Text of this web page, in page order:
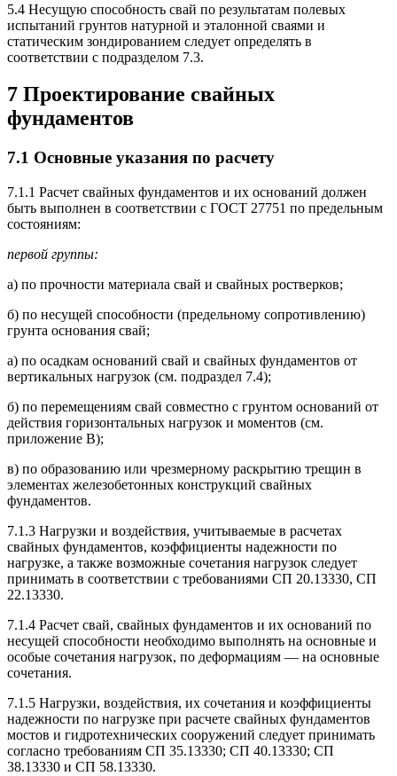
5.4 Несущую способность свай по результатам полевых
испытаний грунтов натурной и эталонной сваями и
статическим зондированием следует определять в
соответствии с подразделом 7.3.
7 Проектирование свайных
фундаментов
7.1 Основные указания по расчету
7.1.1 Расчет свайных фундаментов и их оснований должен
быть выполнен в соответствии с ГОСТ 27751 по предельным
состояниям:
первой группы:
а) по прочности материала свай и свайных ростверков;
б) по несущей способности (предельному сопротивлению)
грунта основания свай;
а) по осадкам оснований свай и свайных фундаментов от
вертикальных нагрузок (см. подраздел 7.4);
б) по перемещениям свай совместно с грунтом оснований от
действия горизонтальных нагрузок и моментов (см.
приложение В);
в) по образованию или чрезмерному раскрытию трещин в
элементах железобетонных конструкций свайных
фундаментов.
7.1.3 Нагрузки и воздействия, учитываемые в расчетах
свайных фундаментов, коэффициенты надежности по
нагрузке, а также возможные сочетания нагрузок следует
принимать в соответствии с требованиями СП 20.13330, СП
22.13330.
7.1.4 Расчет свай, свайных фундаментов и их оснований по
несущей способности необходимо выполнять на основные и
особые сочетания нагрузок, по деформациям — на основные
сочетания.
7.1.5 Нагрузки, воздействия, их сочетания и коэффициенты
надежности по нагрузке при расчете свайных фундаментов
мостов и гидротехнических сооружений следует принимать
согласно требованиям СП 35.13330; СП 40.13330; СП
38.13330 и СП 58.13330.